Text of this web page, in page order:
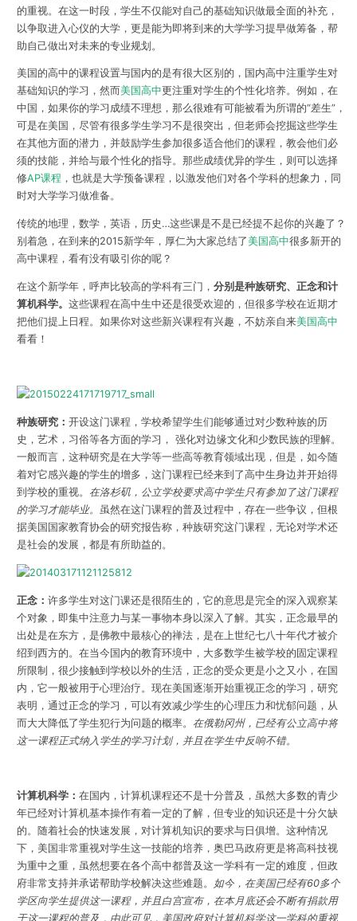
的重视。在这一时段，学生不仅能对自己的基础知识做最全面的补充，
以争取进入心仪的大学，更是能为即将到来的大学学习提早做筹备，帮
助自己做出对未来的专业规划。
美国的高中的课程设置与国内的是有很大区别的，国内高中注重学生对
基础知识的学习，然而美国高中更注重对学生的个性化培养。例如，在
中国，如果你的学习成绩不理想，那么很难有可能被看为所谓的“差生”，
可是在美国，尽管有很多学生学习不是很突出，但老师会挖掘这些学生
在其他方面的潜力，并鼓励学生参加很多适合他们的课程，教会他们必
须的技能，并给与最个性化的指导。那些成绩优异的学生，则可以选择
修AP课程 ，也就是大学预备课程，以激发他们对各个学科的想象力，同
时对大学学习做准备。
传统的地理，数学，英语，历史…这些课是不是已经提不起你的兴趣了？
别着急，在到来的2015新学年，厚仁为大家总结了美国高中很多新开的
高中课程，看有没有吸引你的呢？
在这个新学年，呼声比较高的学科有三门， 分别是种族研究、正念和计
算机科学。 这些课程在高中生中还是很受欢迎的，但很多学校在近期才
把他们提上日程。如果你对这些新兴课程有兴趣，不妨亲自来美国高中
看看！
种族研究： 开设这门课程，学校希望学生们能够通过对少数种族的历
史，艺术，习俗等各方面的学习， 强化对边缘文化和少数民族的理解。
一般而言，这种研究是在大学等一些高等教育领域出现，但是，如今随
着对它感兴趣的学生的增多，这门课程已经来到了高中生身边并开始得
到学校的重视。 在洛杉矶，公立学校要求高中学生只有参加了这门课程
的学习才能毕业。 虽然在这门课程的普及过程中，存在一些争议，但根
据美国国家教育协会的研究报告称，种族研究这门课程，无论对学术还
是社会的发展，都是有所助益的。
正念： 许多学生对这门课还是很陌生的，它的意思是完全的深入观察某
个对象，即集中注意力与某一事物本身以深入了解。其实，正念最早的
出处是在东方，是佛教中最核心的禅法，是在上世纪七八十年代才被介
绍到西方的。在当今国内的教育环境中，大多数学生被学校的固定课程
所限制，很少接触到学校以外的生活，正念的受众更是小之又小，在国
内，它一般被用于心理治疗。现在美国逐渐开始重视正念的学习，研究
表明，通过正念的学习，可以有效减少学生的心理压力和忧郁问题，从
而大大降低了学生犯行为问题的概率。 在俄勒冈州，已经有公立高中将
这一课程正式纳入学生的学习计划，并且在学生中反响不错。
计算机科学： 在国内，计算机课程还不是十分普及，虽然大多数的青少
年已经对计算机基本操作有着一定的了解，但专业的知识还是十分欠缺
的。随着社会的快速发展，对计算机知识的要求与日俱增。这种情况
下，美国非常重视对学生这一技能的培养，奥巴马政府更是将高科技视
为重中之重，虽然想要在各个高中都普及这一学科有一定的难度，但政
府非常支持并承诺帮助学校解决这些难题。
如今，在美国已经有60多个
学区向学生提供这一课程，并且白宫宣布，在本月底还会不断有捐款用
于这一课程的普及，由此可见，美国政府对计算机科学这一学科的重视